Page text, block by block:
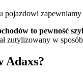
pojazdowi
to pewność
zutylizowany w
Adaxs?